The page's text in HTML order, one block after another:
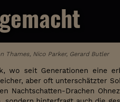
Thames, Nico Parker, Gerard Butler
wo seit Generationen eine
aber oft unterschätzter
Nachtschatten-Drachen